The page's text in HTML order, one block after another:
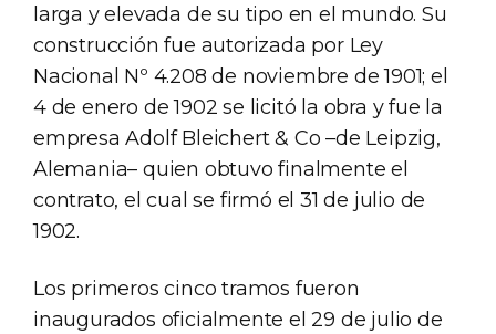
larga y elevada de su tipo en el mundo. Su
construcción fue autorizada por Ley
Nacional Nº 4.208 de noviembre de 1901; el
4 de enero de 1902 se licitó la obra y fue la
empresa Adolf Bleichert & Co –de Leipzig,
Alemania– quien obtuvo finalmente el
contrato, el cual se firmó el 31 de julio de
1902.
Los primeros cinco tramos fueron
inaugurados oficialmente el 29 de julio de